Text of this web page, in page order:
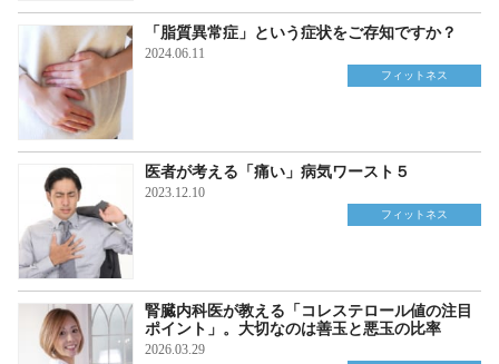
「脂質異常症」という症状をご存知ですか？
2024.06.11
フィットネス
医者が考える「痛い」病気ワースト５
2023.12.10
フィットネス
腎臓内科医が教える「コレステロール値の注目
ポイント」。大切なのは善玉と悪玉の比率
2026.03.29